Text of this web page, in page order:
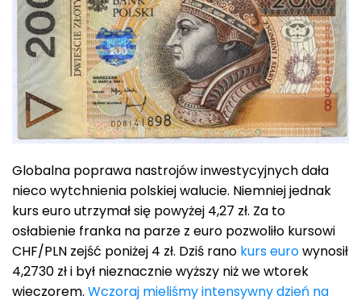
Globalna poprawa nastrojów inwestycyjnych dała
nieco wytchnienia polskiej walucie. Niemniej jednak
kurs euro utrzymał się powyżej 4,27 zł. Za to
osłabienie franka na parze z euro pozwoliło kursowi
CHF/PLN zejść poniżej 4 zł. Dziś rano kurs eurowynosił
4,2730 zł i był nieznacznie wyższy niż we wtorek
wieczorem. Wczoraj mieliśmy intensywny dzień na